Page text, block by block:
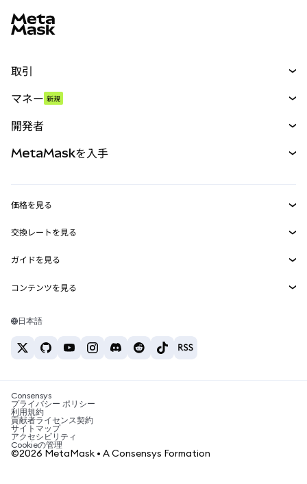
取引
パーペチュアル
RWA
マネー 新規
開発者
MetaMask Connect
Snaps
Web3サービス
MetaMaskを入手
セキュリティ
サポート
キャリア
お問い合わせ
価格を見る
イーサリアムの価格
Solanaの価格
Tetherの価格
交換レートを見る
ETH→USD
USDT→INR
BTC→INR
ETH→USDT
ガイドを見る
ETHの購入
USDTの購入
SHIBの購入
BNBの購入
コンテンツを見る
Solanaウォレット
税制関連ニュース
暗号資産の購入方法は？
ビットコインを売るには？
日本語
Consensys
プライバシー ポリシー
利用規約
貢献者ライセンス契約
サイトマップ
アクセシビリティ
Cookieの管理
©2026 MetaMask • A Consensys Formation